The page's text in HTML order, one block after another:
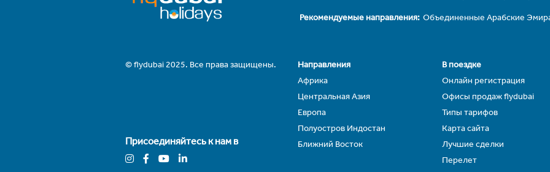
Рекомендуемые направления: Объединенные Арабские
© flydubai 2025. Все права защищены.
Присоединяйтесь к нам в
Направления
Африка
Центральная Азия
Европа
Полуостров Индостан
Ближний Восток
В поездке
Онлайн регистрация
Офисы продаж flydubai
Типы тарифов
Карта сайта
Лучшие сделки
Перелет